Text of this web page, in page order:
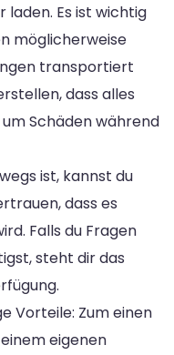
laden. Es ist wichtig
möglicherweise
transportiert
dass alles
Schäden während
ist, kannst du
dass es
Falls du Fragen
steht dir das
Vorteile: Zum einen
eigenen